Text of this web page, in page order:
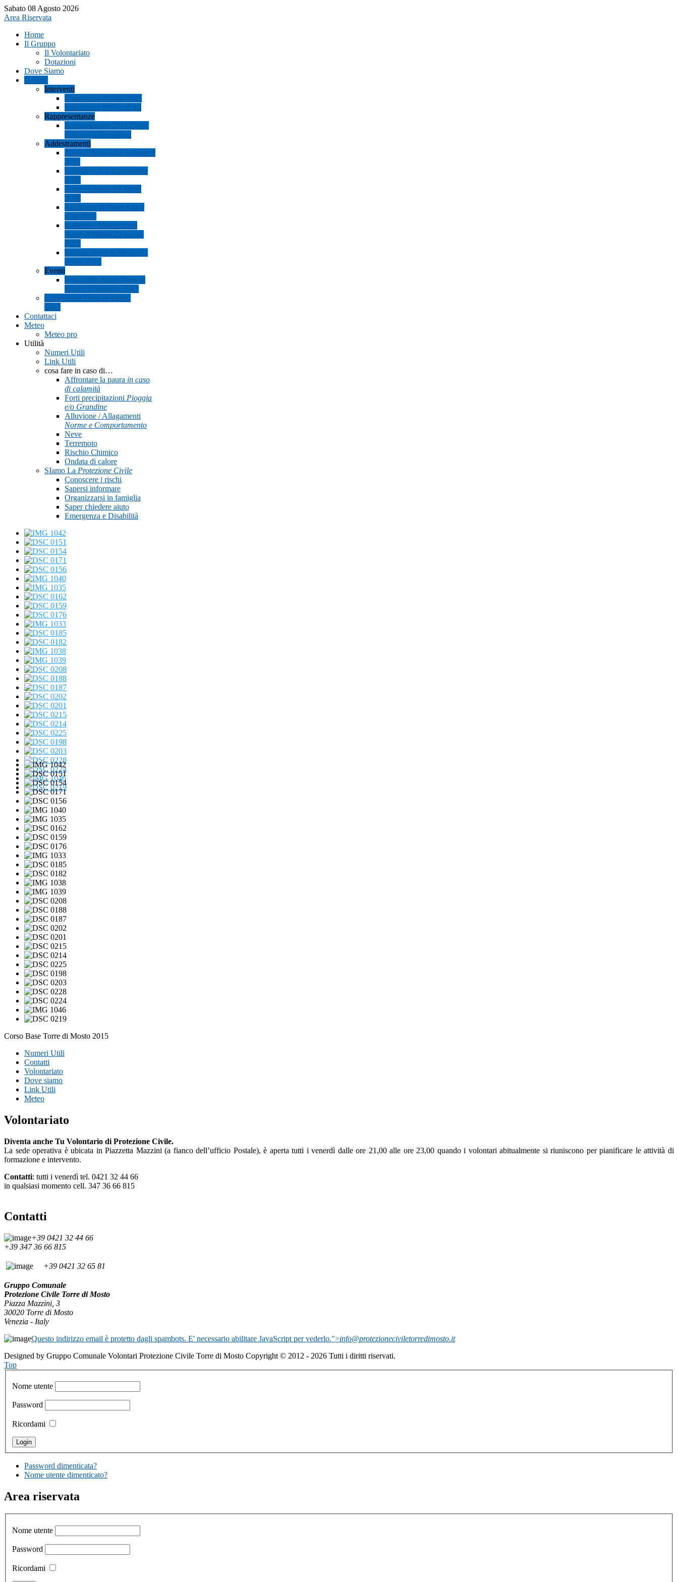
Sabato 08 Agosto 2026
Area Riservata
Home
Il Gruppo
Il Volontariato
Dotazioni
Dove Siamo
Gallery
Interventi
Emergenza Aquila 2009
Emergenza Emilia 2012
Rappresentanze
Inaugurazione 2011 Parco
Falcone e Borsellino
Addestramenti
Torre di Mosto
24 Settembre
2011
Cavallino
2-3-4 novembre
2006
Torre - Ceggia 19 luglio
2008
San Dona di Piave Floor
Risk 2010
Idrovore - Motopompe
Torre di Mosto 23 marzo
2013
Saccata Torre di Mosto 12
aprile 2013
Eventi
Festa dello Sport Torre di
Mosto 18 maggio 2013
Corso Base Torre di Mosto
2015
Contattaci
Meteo
Meteo pro
Utilità
Numeri Utili
Link Utili
cosa fare in caso di…
Affrontare la paura in caso
di calamità
Forti precipitazioni Pioggia
e/o Grandine
Alluvione / Allagamenti
Norme e Comportamento
Neve
Terremoto
Rischio Chimico
Ondata di calore
SIamo La Protezione Civile
Conoscere i rischi
Sapersi informare
Organizzarsi in famiglia
Saper chiedere aiuto
Emergenza e Disabilità
Corso Base Torre di Mosto 2015
Numeri Utili
Contatti
Volontariato
Dove siamo
Link Utili
Meteo
Volontariato
Diventa anche Tu Volontario di Protezione Civile.
La sede operativa è ubicata in Piazzetta Mazzini (a fianco dell’ufficio Postale), è aperta tutti i venerdì dalle ore 21,00 alle ore 23,00 quando i volontari abitualmente si riuniscono per pianificare le attività di
formazione e intervento.
Contatti: tutti i venerdì tel. 0421 32 44 66
in qualsiasi momento cell. 347 36 66 815
Contatti
+39 0421 32 44 66
+39 347 36 66 815
+39 0421 32 65 81
Gruppo Comunale
Protezione Civile Torre di Mosto
Piazza Mazzini, 3
30020 Torre di Mosto
Venezia - Italy
Questo indirizzo email è protetto dagli spambots. E' necessario abilitare JavaScript per vederlo.">info@protezioneciviletorredimosto.it
Designed by Gruppo Comunale Volontari Protezione Civile Torre di Mosto Copyright © 2012 - 2026 Tutti i diritti riservati.
Top
Nome utente
Password
Ricordami
Password dimenticata?
Nome utente dimenticato?
Area riservata
Nome utente
Password
Ricordami